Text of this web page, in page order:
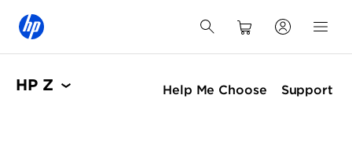
HP Z Help Me Choose Support